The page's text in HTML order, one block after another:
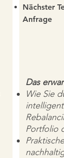
Nächster
Anfrage
Das
Wie Sie
Portfolio